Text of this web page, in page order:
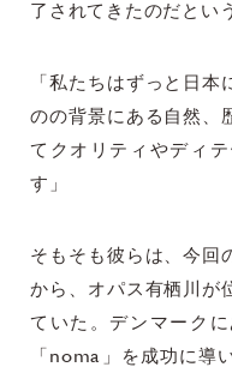
了されてきたのだとい
「私たちはずっと日
のの背景にある自然、
てクオリティやディ
す」
そもそも彼らは、今回
から、オパス有栖川が
ていた。デンマーク
「noma」を成功に導